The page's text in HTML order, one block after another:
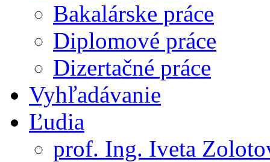
Bakalárske práce
Diplomové práce
Dizertačné práce
Vyhľadávanie
Ľudia
prof. Ing. Iveta